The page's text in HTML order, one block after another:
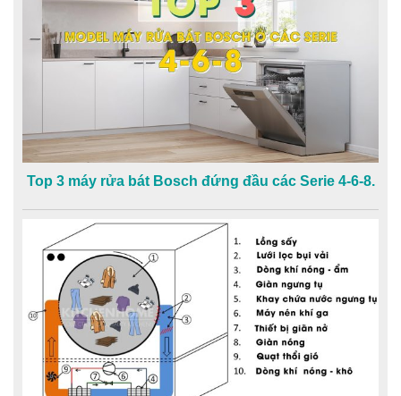
Top 3 máy rửa bát Bosch đứng đầu các Serie 4-6-8.